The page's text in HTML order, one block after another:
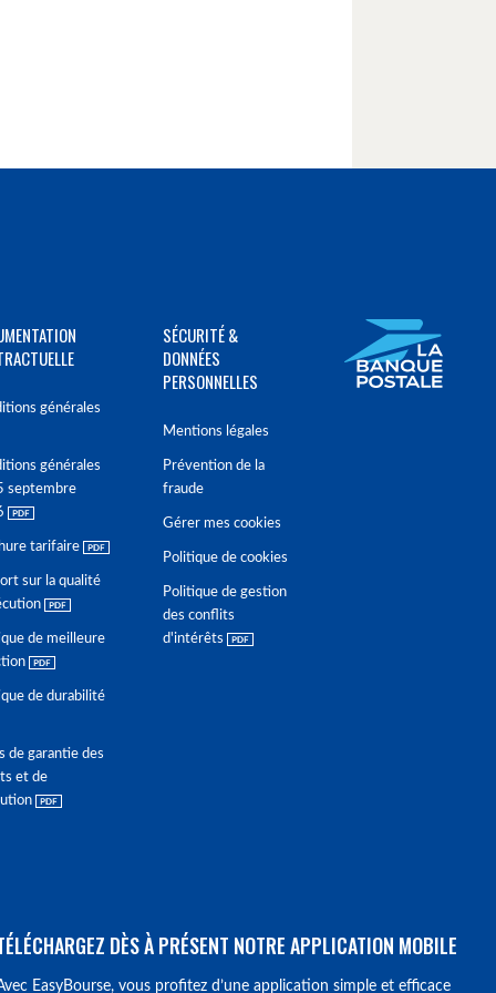
générales
générales
septembre
tarifaire
sur la qualité
de meilleure
de durabilité
de garantie des
et de
SÉCURITÉ &
DONNÉES
PERSONNELLES
Mentions légales
Prévention de la
fraude
Gérer mes cookies
Politique de cookies
Politique de gestion
des conflits
d'intérêts
DÈS À PRÉSENT NOTRE APPLICATION MOBILE
EasyBourse, vous profitez d’une application simple et efficace